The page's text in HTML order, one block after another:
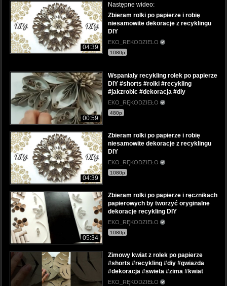
04:39
Następne wideo:
Zbieram rolki po papierze i robię
niesamowite dekoracje z recyklingu
DIY
EKO_REKODZIELO
1080p
00:59
Wspaniały recykling rolek po papierze
DIY #shorts #rolki #recykling
#jakzrobic #dekoracja #diy
EKO_RĘKODZIEŁO
480p
04:39
Zbieram rolki po papierze i robię
niesamowite dekoracje z recyklingu
DIY
EKO_RĘKODZIEŁO
1080p
05:34
Zbieram rolki po papierze i ręcznikach
papierowych by tworzyć oryginalne
dekoracje recykling DIY
EKO_RĘKODZIEŁO
1080p
Zimowy kwiat z rolek po papierze
#shorts #recykling #diy #gwiazda
#dekoracja #swieta #zima #kwiat
EKO_RĘKODZIEŁO